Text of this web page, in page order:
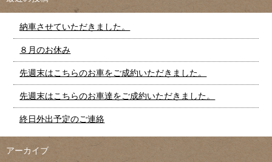
納車させていただきました。
８月のお休み
先週末はこちらのお車をご成約いただきました。
先週末はこちらのお車達をご成約いただきました。
終日外出予定のご連絡
アーカイブ